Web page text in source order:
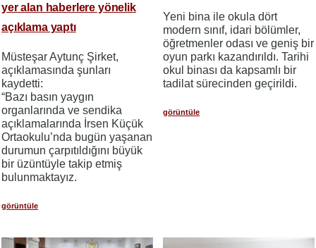
yer alan haberlere yönelik
açıklama yaptı
Müsteşar Aytunç Şirket,
açıklamasında şunları
kaydetti:
“Bazı basın yaygın
organlarında ve sendika
açıklamalarında İrsen Küçük
Ortaokulu’nda bugün yaşanan
durumun çarpıtıldığını büyük
bir üzüntüyle takip etmiş
bulunmaktayız.
görüntüle
​​​​​​​Yeni bina ile okula dört
modern sınıf, idari bölümler,
öğretmenler odası ve geniş bir
oyun parkı kazandırıldı. Tarihi
okul binası da kapsamlı bir
tadilat sürecinden geçirildi.
görüntüle